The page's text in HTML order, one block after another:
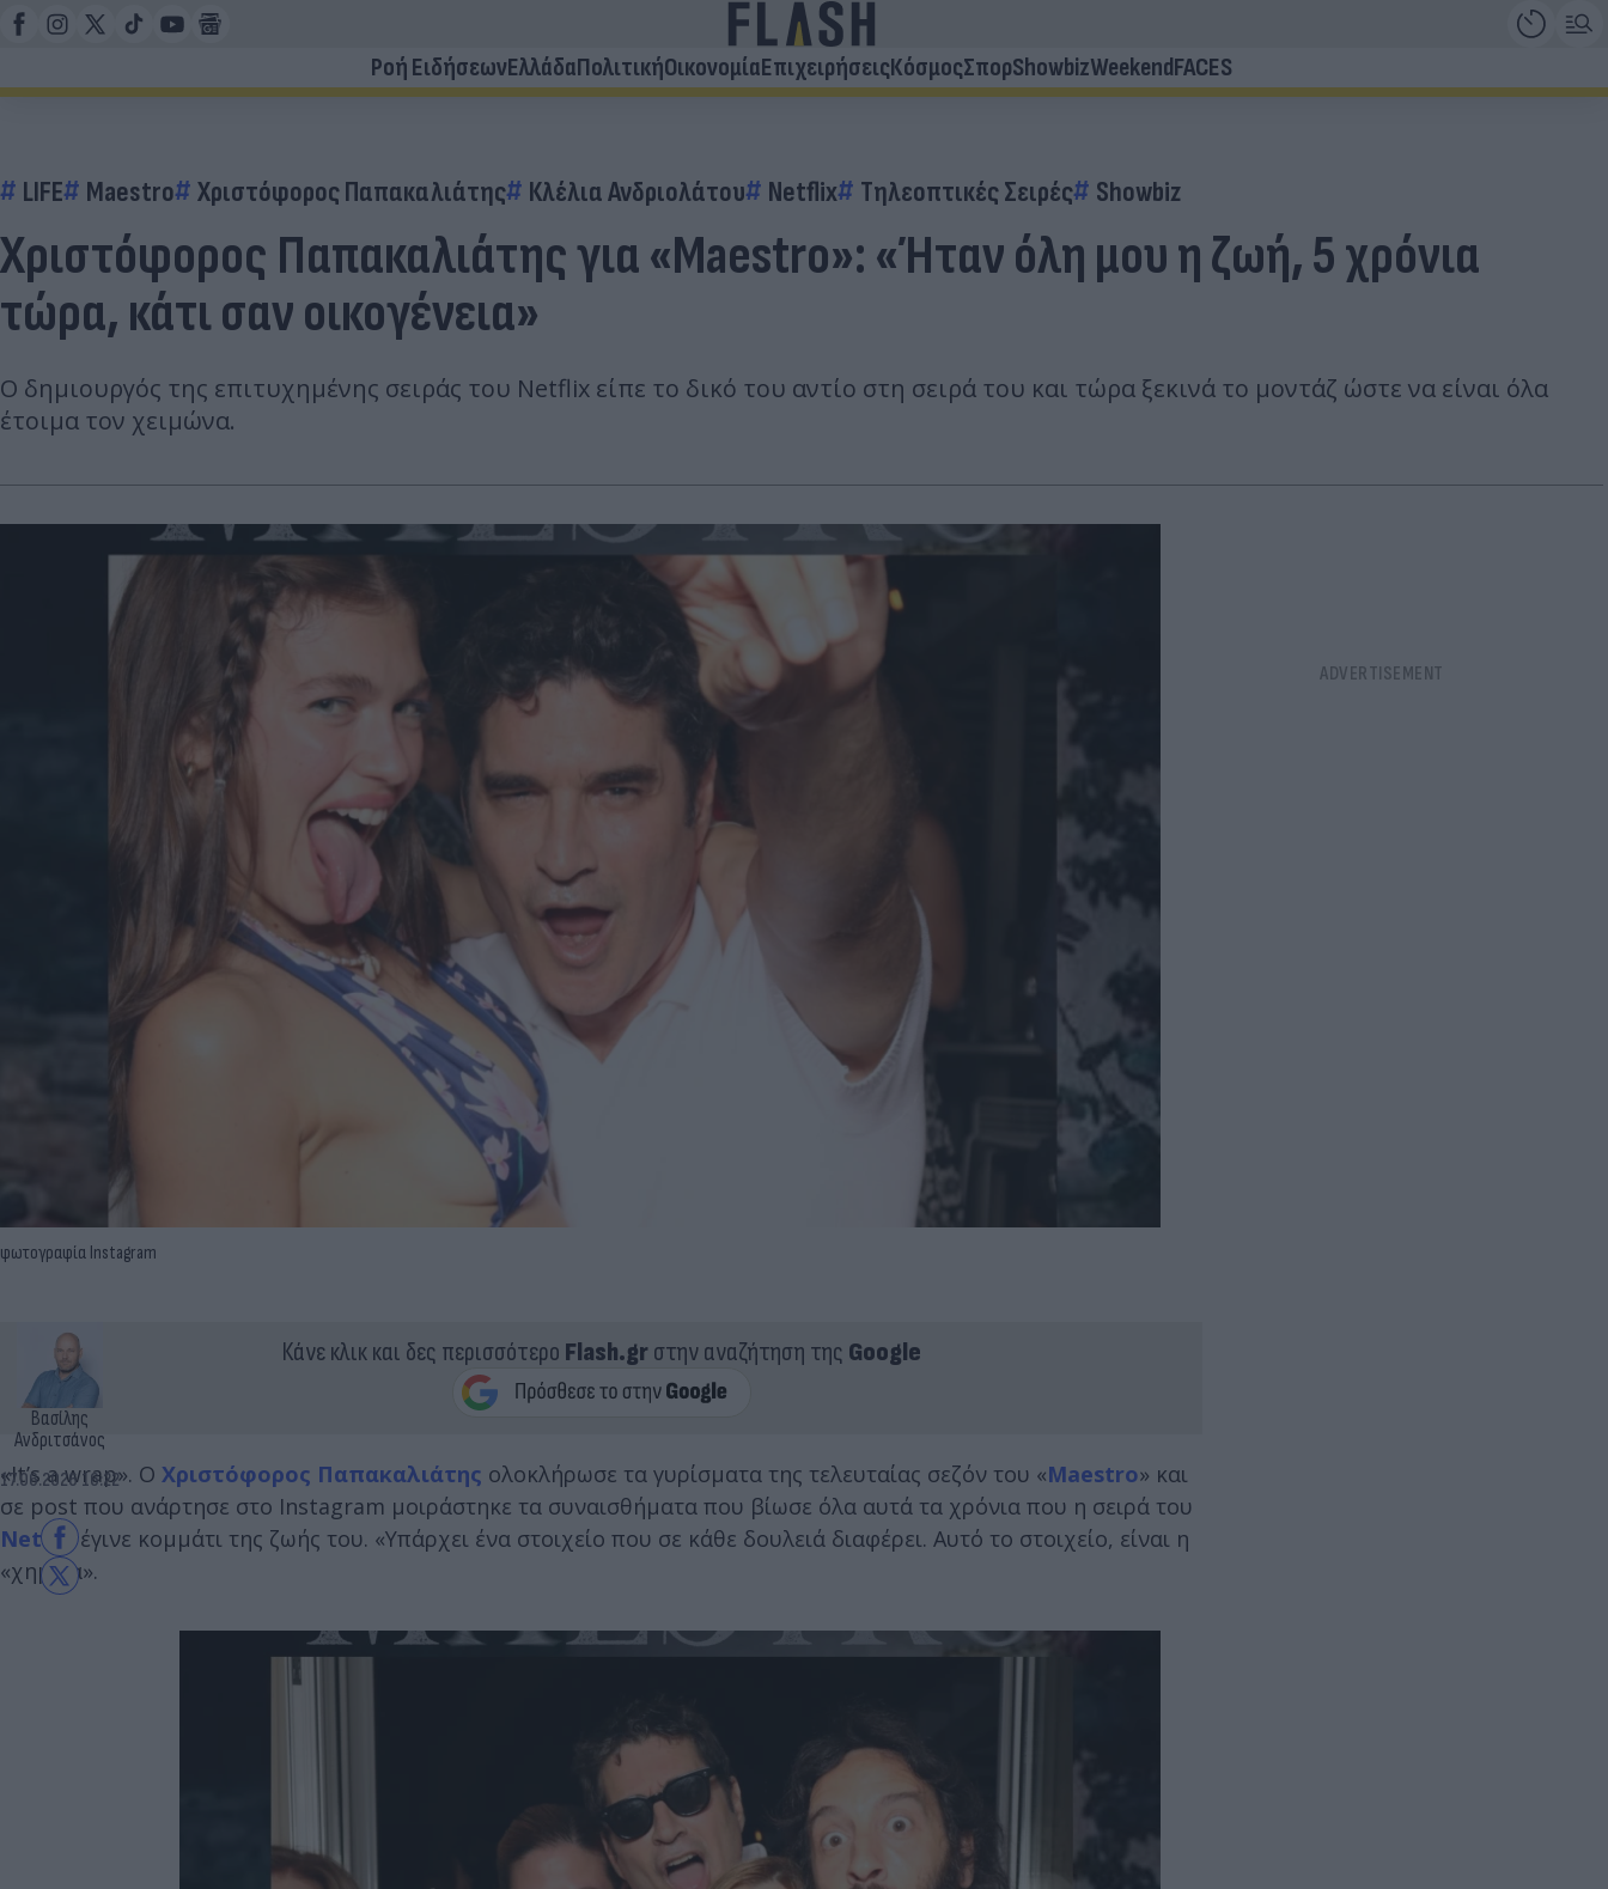
Ροή ΕιδήσεωνΕλλάδαΠολιτικήΟικονομίαΕπιχειρήσειςΚόσμοςΣπορShowbizWeekendFACES
LIFE Maestro Χριστόφορος Παπακαλιάτης Κλέλια Ανδριολάτου Netflix Τηλεοπτικές Σειρές Showbiz
Χριστόφορος Παπακαλιάτης για «Maestro»: «Ήταν όλη μου η ζωή, 5 χρόνια
τώρα, κάτι σαν οικογένεια»
Ο δημιουργός της επιτυχημένης σειράς του Netflix είπε το δικό του αντίο στη σειρά του και τώρα ξεκινά το μοντάζ ώστε να είναι όλα
έτοιμα τον χειμώνα.
φωτογραφία Instagram
Βασίλης
Ανδριτσάνος
17.06.2026 16:22
Κάνε κλικ και δες περισσότερο Flash.grστην αναζήτηση της Google
«It’s a wrap». Ο Χριστόφορος Παπακαλιάτης ολοκλήρωσε τα γυρίσματα της τελευταίας σεζόν του «Maestro» και
σε post που ανάρτησε στο Instagram μοιράστηκε τα συναισθήματα που βίωσε όλα αυτά τα χρόνια που η σειρά του
Netflix έγινε κομμάτι της ζωής του. «Υπάρχει ένα στοιχείο που σε κάθε δουλειά διαφέρει. Αυτό το στοιχείο, είναι η
«χημεία».